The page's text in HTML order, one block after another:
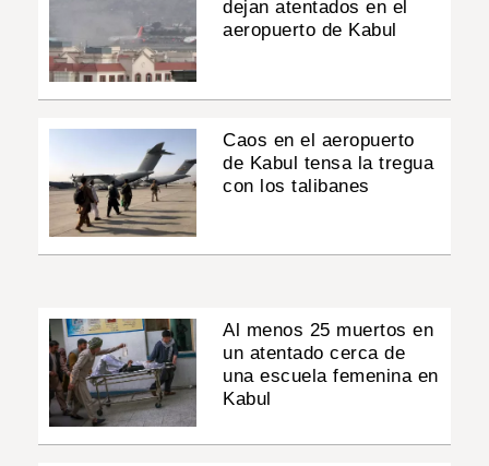
dejan atentados en el
aeropuerto de Kabul
Caos en el aeropuerto
de Kabul tensa la tregua
con los talibanes
Al menos 25 muertos en
un atentado cerca de
una escuela femenina en
Kabul